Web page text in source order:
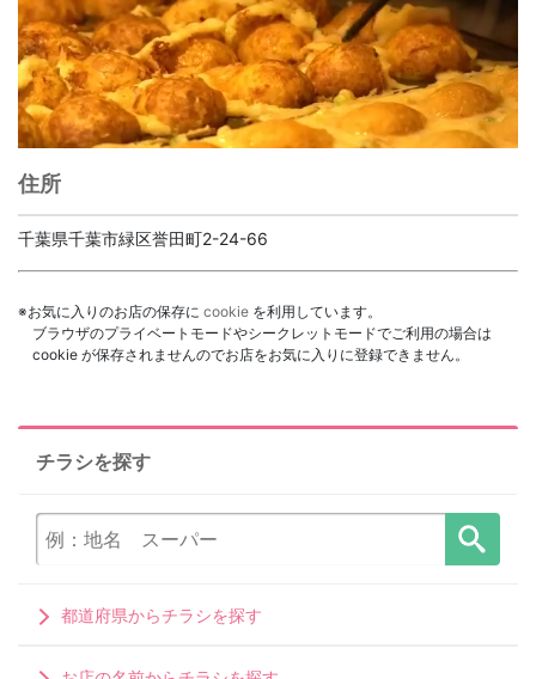
住所
千葉県千葉市緑区誉田町2-24-66
※お気に入りのお店の保存に cookie を利用しています。
ブラウザのプライベートモードやシークレットモードでご利用の場合は
cookie が保存されませんのでお店をお気に入りに登録できません。
チラシを探す
都道府県からチラシを探す